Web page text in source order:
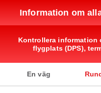
Information om
Kontrollera information
flygplats (DPS),
En väg